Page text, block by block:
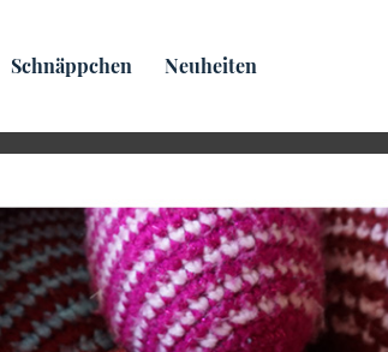
Schnäppchen Neuheiten